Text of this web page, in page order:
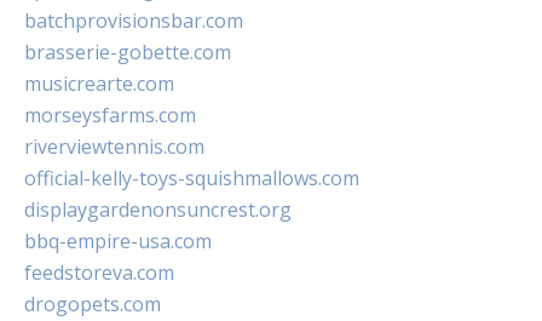
batchprovisionsbar.com
brasserie-gobette.com
musicrearte.com
morseysfarms.com
riverviewtennis.com
official-kelly-toys-squishmallows.com
displaygardenonsuncrest.org
bbq-empire-usa.com
feedstoreva.com
drogopets.com